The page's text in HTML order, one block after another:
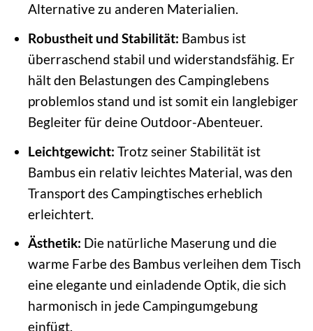
Alternative zu anderen Materialien.
Robustheit und Stabilität: Bambus ist
überraschend stabil und widerstandsfähig. Er
hält den Belastungen des Campinglebens
problemlos stand und ist somit ein langlebiger
Begleiter für deine Outdoor-Abenteuer.
Leichtgewicht: Trotz seiner Stabilität ist
Bambus ein relativ leichtes Material, was den
Transport des Campingtisches erheblich
erleichtert.
Ästhetik: Die natürliche Maserung und die
warme Farbe des Bambus verleihen dem Tisch
eine elegante und einladende Optik, die sich
harmonisch in jede Campingumgebung
einfügt.